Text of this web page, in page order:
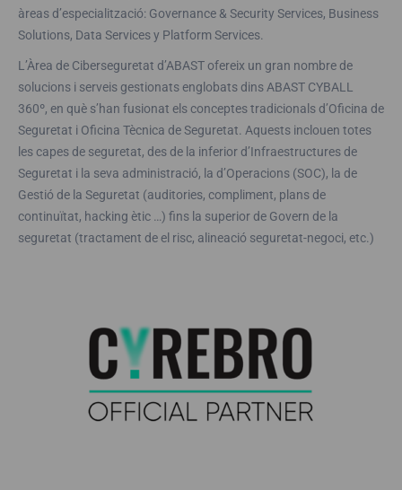
àreas d’especialització: Governance & Security Services, Business
Solutions, Data Services y Platform Services.
L’Àrea de Ciberseguretat d’ABAST ofereix un gran nombre de
solucions i serveis gestionats englobats dins ABAST CYBALL
360º, en què s’han fusionat els conceptes tradicionals d’Oficina de
Seguretat i Oficina Tècnica de Seguretat. Aquests inclouen totes
les capes de seguretat, des de la inferior d’Infraestructures de
Seguretat i la seva administració, la d’Operacions (SOC), la de
Gestió de la Seguretat (auditories, compliment, plans de
continuïtat, hacking ètic …) fins la superior de Govern de la
seguretat (tractament de el risc, alineació seguretat-negoci, etc.)